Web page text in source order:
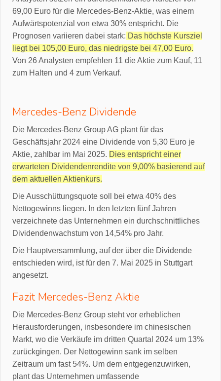
69,00 Euro für die Mercedes-Benz-Aktie, was einem
Aufwärtspotenzial von etwa 30% entspricht. Die
Prognosen variieren dabei stark: Das höchste Kursziel
liegt bei 105,00 Euro, das niedrigste bei 47,00 Euro.
Von 26 Analysten empfehlen 11 die Aktie zum Kauf, 11
zum Halten und 4 zum Verkauf.
Mercedes-Benz Dividende
Die Mercedes-Benz Group AG plant für das
Geschäftsjahr 2024 eine Dividende von 5,30 Euro je
Aktie, zahlbar im Mai 2025. Dies entspricht einer
erwarteten Dividendenrendite von 9,00% basierend auf
dem aktuellen Aktienkurs.
Die Ausschüttungsquote soll bei etwa 40% des
Nettogewinns liegen. In den letzten fünf Jahren
verzeichnete das Unternehmen ein durchschnittliches
Dividendenwachstum von 14,54% pro Jahr.
Die Hauptversammlung, auf der über die Dividende
entschieden wird, ist für den 7. Mai 2025 in Stuttgart
angesetzt.
Fazit Mercedes-Benz Aktie
Die Mercedes-Benz Group steht vor erheblichen
Herausforderungen, insbesondere im chinesischen
Markt, wo die Verkäufe im dritten Quartal 2024 um 13%
zurückgingen. Der Nettogewinn sank im selben
Zeitraum um fast 54%. Um dem entgegenzuwirken,
plant das Unternehmen umfassende